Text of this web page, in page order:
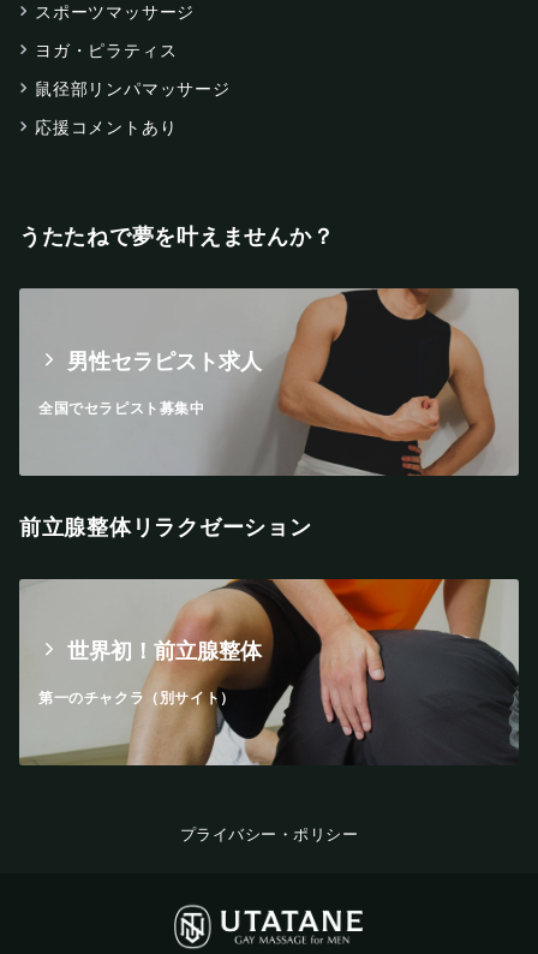
スポーツマッサージ
ヨガ・ピラティス
鼠径部リンパマッサージ
応援コメントあり
うたたねで夢を叶えませんか？
男性セラピスト求人
全国でセラピスト募集中
前立腺整体リラクゼーション
世界初！前立腺整体
第一のチャクラ（別サイト）
プライバシー・ポリシー